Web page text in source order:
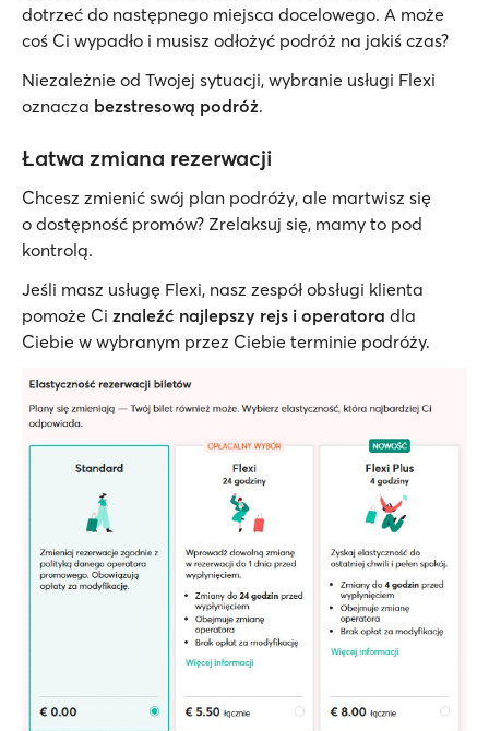
dotrzeć do następnego miejsca docelowego. A może
coś Ci wypadło i musisz odłożyć podróż na jakiś czas?
Niezależnie od Twojej sytuacji, wybranie usługi Flexi
oznacza bezstresową podróż.
Łatwa zmiana rezerwacji
Chcesz zmienić swój plan podróży, ale martwisz się
o dostępność promów? Zrelaksuj się, mamy to pod
kontrolą.
Jeśli masz usługę Flexi, nasz zespół obsługi klienta
pomoże Ci znaleźć najlepszy rejs i operatora dla
Ciebie w wybranym przez Ciebie terminie podróży.